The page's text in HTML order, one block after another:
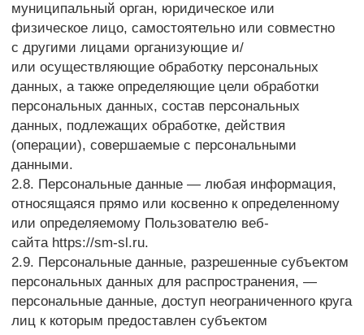
определенному кругу лиц.
2.12. Распространение персональных данных —
любые действия, направленные на раскрытие
персональных данных неопределенному кругу лиц
(передача персональных данных) или
на ознакомление с персональными данными
неограниченного круга лиц, в том числе
обнародование персональных данных в средствах
массовой информации, размещение
в информационно-телекоммуникационных сетях или
предоставление доступа к персональным данным
каким-либо иным способом.
2.13. Трансграничная передача персональных
данных — передача персональных данных
на территорию иностранного государства органу
власти иностранного государства, иностранному
физическому или иностранному юридическому
лицу.
2.14. Уничтожение персональных данных — любые
действия, в результате которых персональные
данные уничтожаются безвозвратно
с невозможностью дальнейшего восстановления
в информационной системе персональных данных